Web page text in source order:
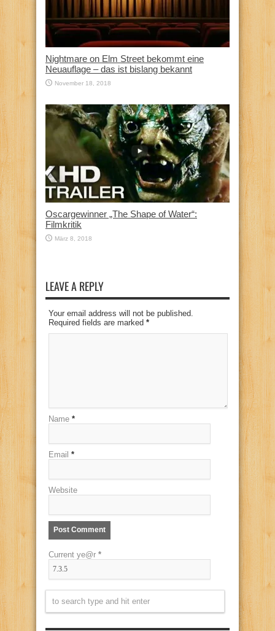
Nightmare on Elm Street bekommt eine
Neuauflage – das ist bislang bekannt
November 18, 2018
Oscargewinner „The Shape of Water“:
Filmkritik
März 8, 2018
LEAVE A REPLY
Your email address will not be published.
Required fields are marked *
Name *
Email *
Website
Current ye@r *